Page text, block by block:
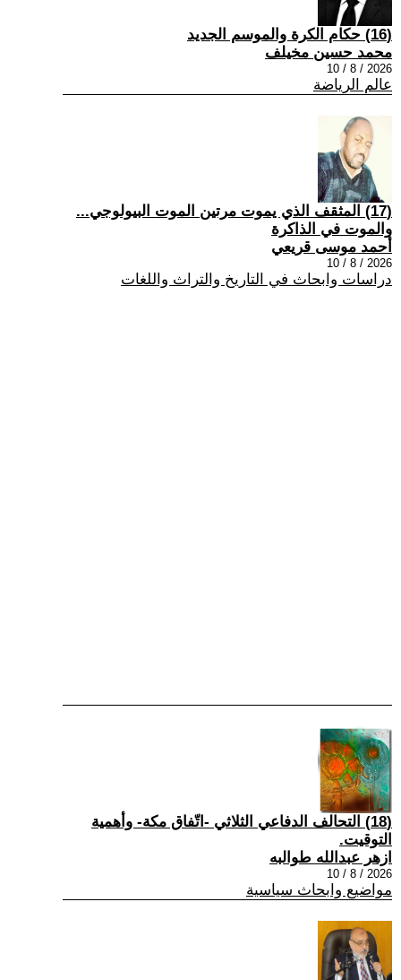
(16) حكام الكرة والموسم الجديد
محمد حسين مخيلف
2026 / 8 / 10
عالم الرياضة
(17) المثقف الذي يموت مرتين الموت البيولوجي...
والموت في الذاكرة
أحمد موسى قريعي
2026 / 8 / 10
دراسات وابحاث في التاريخ والتراث واللغات
(18) التحالف الدفاعي الثلاثي -اتّفاق مكة- وأهمية
التوقيت.
ازهر عبدالله طوالبه
2026 / 8 / 10
مواضيع وابحاث سياسية